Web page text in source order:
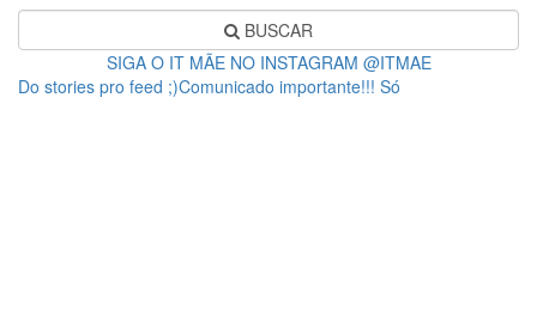
BUSCAR
SIGA O IT MÃE NO INSTAGRAM @ITMAE
Do stories pro feed ;)Comunicado importante!!! Só